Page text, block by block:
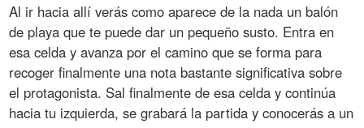
Al ir hacia allí verás como aparece de la nada un balón
de playa que te puede dar un pequeño susto. Entra en
esa celda y avanza por el camino que se forma para
recoger finalmente una nota bastante significativa sobre
el protagonista. Sal finalmente de esa celda y continúa
hacia tu izquierda, se grabará la partida y conocerás a un